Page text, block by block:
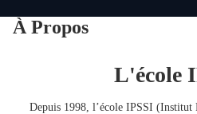
À Propos
L'école
Depuis 1998, l’école IPSSI (Institut